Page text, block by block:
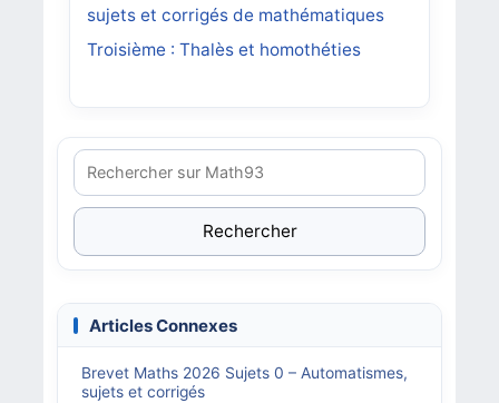
sujets et corrigés de mathématiques
Troisième : Thalès et homothéties
Rechercher
Articles Connexes
Brevet Maths 2026 Sujets 0 – Automatismes,
sujets et corrigés